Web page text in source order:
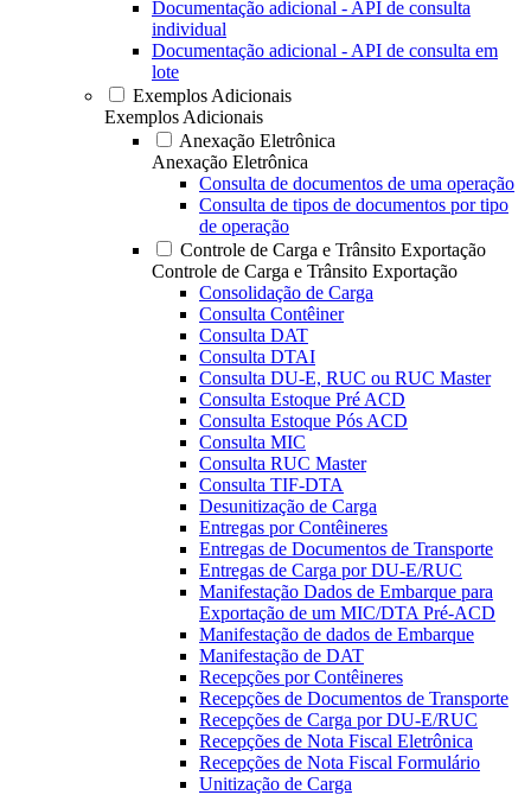
Documentação adicional - API de consulta
individual
Documentação adicional - API de consulta em
lote
Exemplos Adicionais
Exemplos Adicionais
Anexação Eletrônica
Anexação Eletrônica
Consulta de documentos de uma operação
Consulta de tipos de documentos por tipo
de operação
Controle de Carga e Trânsito Exportação
Controle de Carga e Trânsito Exportação
Consolidação de Carga
Consulta Contêiner
Consulta DAT
Consulta DTAI
Consulta DU-E, RUC ou RUC Master
Consulta Estoque Pré ACD
Consulta Estoque Pós ACD
Consulta MIC
Consulta RUC Master
Consulta TIF-DTA
Desunitização de Carga
Entregas por Contêineres
Entregas de Documentos de Transporte
Entregas de Carga por DU-E/RUC
Manifestação Dados de Embarque para
Exportação de um MIC/DTA Pré-ACD
Manifestação de dados de Embarque
Manifestação de DAT
Recepções por Contêineres
Recepções de Documentos de Transporte
Recepções de Carga por DU-E/RUC
Recepções de Nota Fiscal Eletrônica
Recepções de Nota Fiscal Formulário
Unitização de Carga